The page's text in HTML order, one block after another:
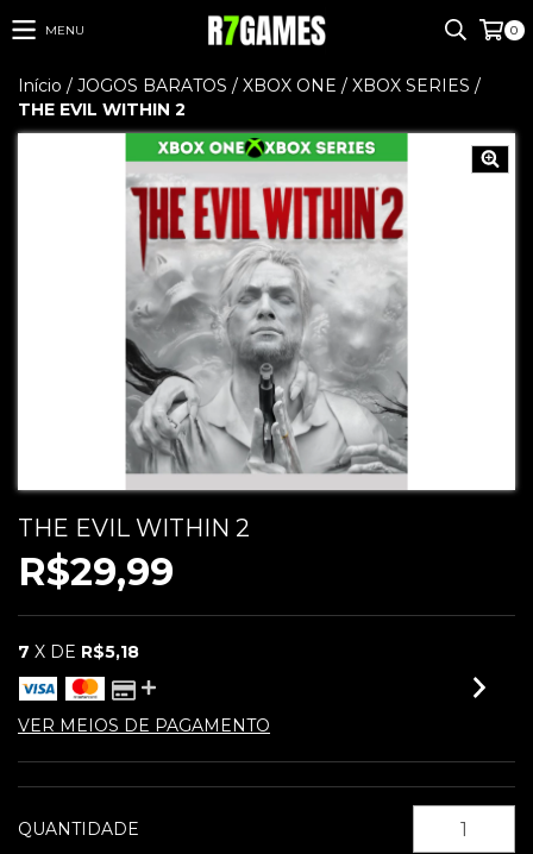
MENU 0
Início / JOGOS BARATOS / XBOX ONE / XBOX SERIES /
THE EVIL WITHIN 2
THE EVIL WITHIN 2
R$29,99
7 X DE R$5,18
VER MEIOS DE PAGAMENTO
QUANTIDADE